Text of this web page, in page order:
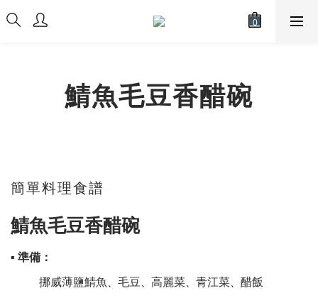
鯖魚毛豆香醋碗
簡單料理食譜
鯖魚毛豆香醋碗
▪ 準備：
挪威薄鹽鯖魚、 毛豆、 高麗菜、 青江菜、 醋飯